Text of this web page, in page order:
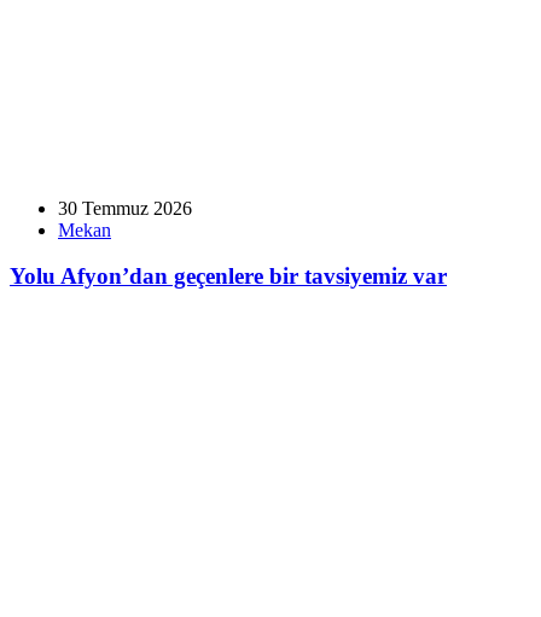
30 Temmuz 2026
Mekan
Yolu Afyon’dan geçenlere bir tavsiyemiz var